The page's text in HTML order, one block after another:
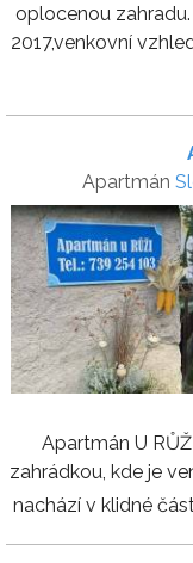
oplocenou
2017,venkovní
Apartmán
Apartmán U
zahrádkou, kde je
nachází v klidné